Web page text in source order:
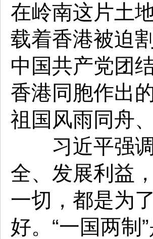
在岭南这片土
载着香港被迫
中国共产党团
香港同胞作出
祖国风雨同舟
习近平强调
全、发展利益
一切，都是为
好。“一国两制